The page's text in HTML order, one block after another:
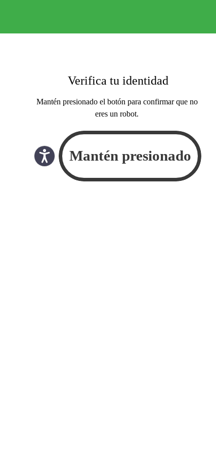
Verifica tu identidad
Mantén presionado el botón para confirmar que no
eres un robot.